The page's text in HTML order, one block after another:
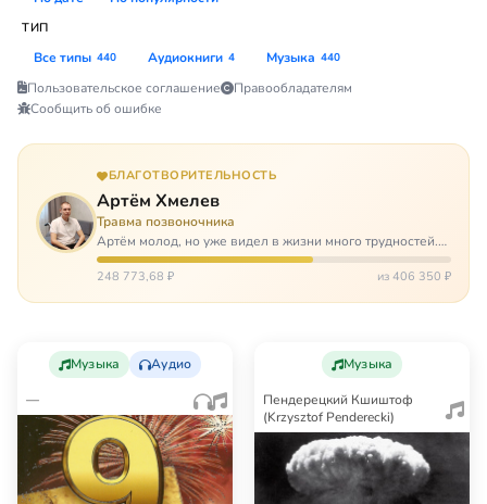
ТИП
Все типы 440 Аудиокниги 4 Музыка 440
Пользовательское соглашение
Правообладателям
Сообщить об ошибке
БЛАГОТВОРИТЕЛЬНОСТЬ
Артём Хмелев
Травма позвоночника
Артём молод, но уже видел в жизни много трудностей.
Он сирота, привык заботится о себе сам, но, когда
случилось несчастье, и он был парализован – остался на
248 773,68 ₽ из 406 350 ₽
Музыка Аудио
—
Музыка
Пендерецкий Кшиштоф
(Krzysztof Penderecki)